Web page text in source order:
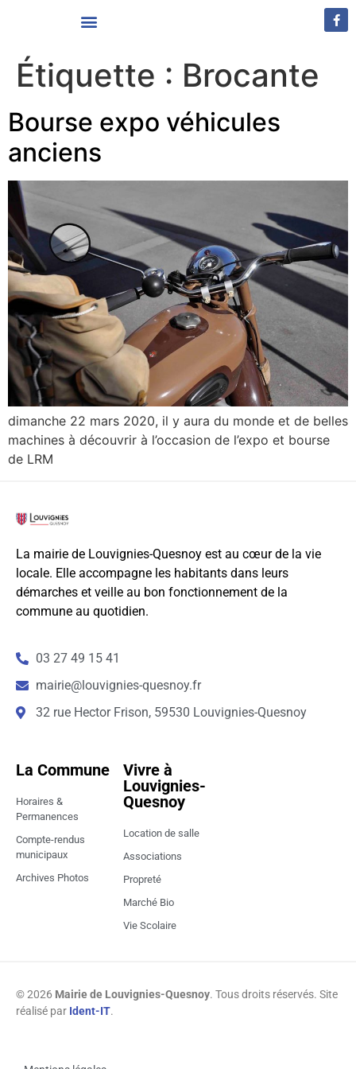
Étiquette : Brocante
Bourse expo véhicules
anciens
dimanche 22 mars 2020, il y aura du monde et de belles
machines à découvrir à l’occasion de l’expo et bourse
de LRM
La mairie de Louvignies-Quesnoy est au cœur de la vie
locale. Elle accompagne les habitants dans leurs
démarches et veille au bon fonctionnement de la
commune au quotidien.
03 27 49 15 41
mairie@louvignies-quesnoy.fr
32 rue Hector Frison, 59530 Louvignies-Quesnoy
La Commune
Horaires &
Permanences
Compte-rendus
municipaux
Archives Photos
Vivre à
Louvignies-
Quesnoy
Location de salle
Associations
Propreté
Marché Bio
Vie Scolaire
© 2026 Mairie de Louvignies-Quesnoy. Tous droits réservés. Site
réalisé par Ident-IT.